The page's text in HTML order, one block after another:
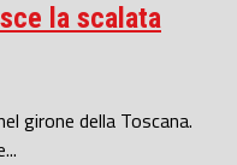
la scalata
girone della Toscana.